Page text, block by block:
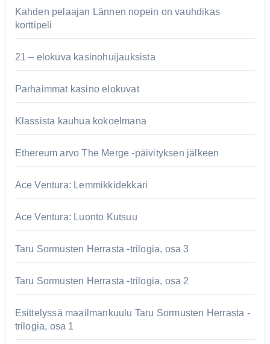
Kahden pelaajan Lännen nopein on vauhdikas
korttipeli
21 – elokuva kasinohuijauksista
Parhaimmat kasino elokuvat
Klassista kauhua kokoelmana
Ethereum arvo The Merge -päivityksen jälkeen
Ace Ventura: Lemmikkidekkari
Ace Ventura: Luonto Kutsuu
Taru Sormusten Herrasta -trilogia, osa 3
Taru Sormusten Herrasta -trilogia, osa 2
Esittelyssä maailmankuulu Taru Sormusten Herrasta -
trilogia, osa 1